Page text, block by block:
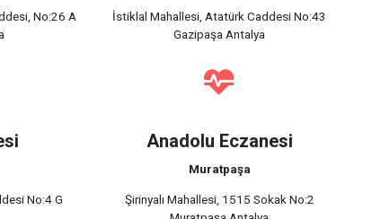
No:26 A
İstiklal Mahallesi, Atatürk Caddesi No:43
Gazipaşa Antalya
No:4 G
Anadolu Eczanesi
Muratpaşa
Şirinyalı Mahallesi, 1515 Sokak No:2